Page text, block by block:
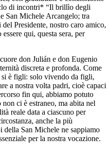
di incontri* “Il brillìo degli
San Michele Arcangelo; tra
Presidente, nostro caro amico,
qui, questa sera, per
don Julián e don Eugenio
discreta e profonda. Come
è figli: solo vivendo da figli,
a nostra volta padri, cioè capaci
fin qui, abbiamo potuto
ci è estraneo, ma abita nel
reale data a ciascuno per
anche la più
della San Michele ne sappiamo
per la nostra vocazione.